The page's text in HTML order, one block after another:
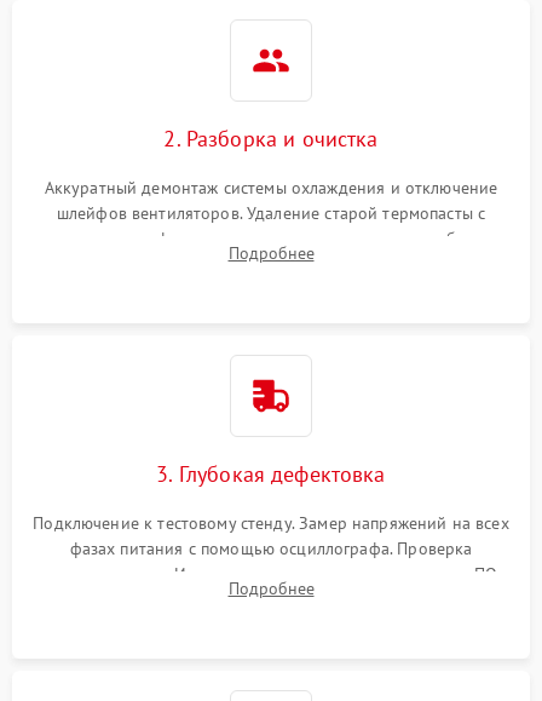
2. Разборка и очистка
Аккуратный демонтаж системы охлаждения и отключение
шлейфов вентиляторов. Удаление старой термопасты с
кристалла графического чипа и термопрокладок с банок
памяти и зоны VRM. Очистка платы от пыли и окислов.
Подробнее
3. Глубокая дефектовка
Подключение к тестовому стенду. Замер напряжений на всех
фазах питания с помощью осциллографа. Проверка
инициализации. Использование специализированного ПО
MATS
Подробнее